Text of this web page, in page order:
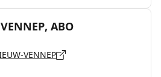
ABO
VENNEP